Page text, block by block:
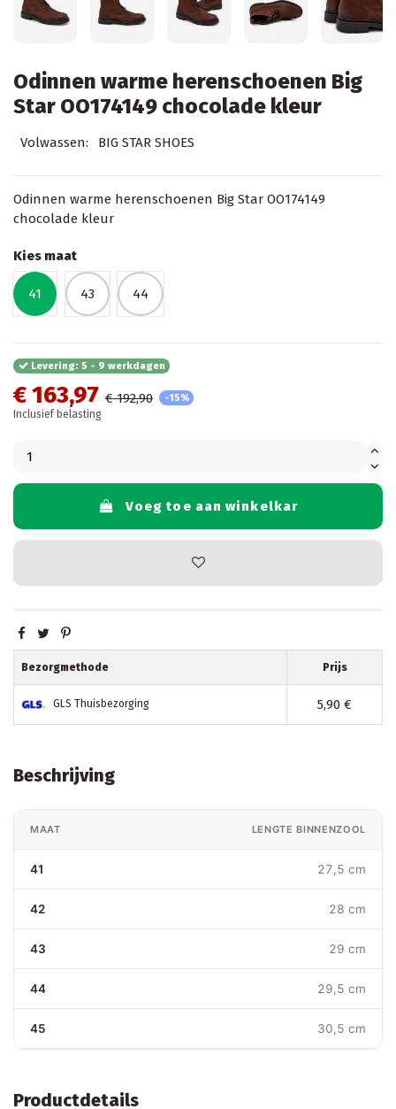
Odinnen warme herenschoenen Big
Star OO174149 chocolade kleur
Volwassen: BIG STAR SHOES
Odinnen warme herenschoenen Big Star OO174149
chocolade kleur
Kies maat
41 43 44
Levering: 5 - 9 werkdagen
€ 163,97 € 192,90
-15%
Inclusief belasting
Voeg toe aan winkelkar
Bezorgmethode Prijs
GLS Thuisbezorging 5,90 €
Beschrijving
MAAT LENGTE BINNENZOOL
41 27,5 cm
42 28 cm
43 29 cm
44 29,5 cm
45 30,5 cm
Productdetails